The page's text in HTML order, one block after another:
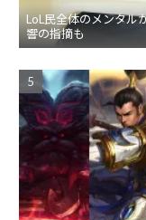
LoL民全体のメンタル
響の指摘も